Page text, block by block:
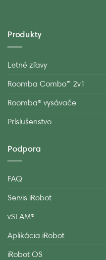
Produkty
Letné zľavy
Roomba Combo™ 2v1
Roomba® vysávače
Príslušenstvo
Podpora
FAQ
Servis iRobot
vSLAM®
Aplikácia iRobot
iRobot OS